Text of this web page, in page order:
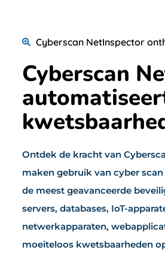
Cyberscan NetInspector
Cyberscan
Ontdek de kracht van
maken gebruik van cyber
de meest geavanceerde
servers, databases, IoT-
netwerkapparaten,
moeiteloos kwetsbaarheden